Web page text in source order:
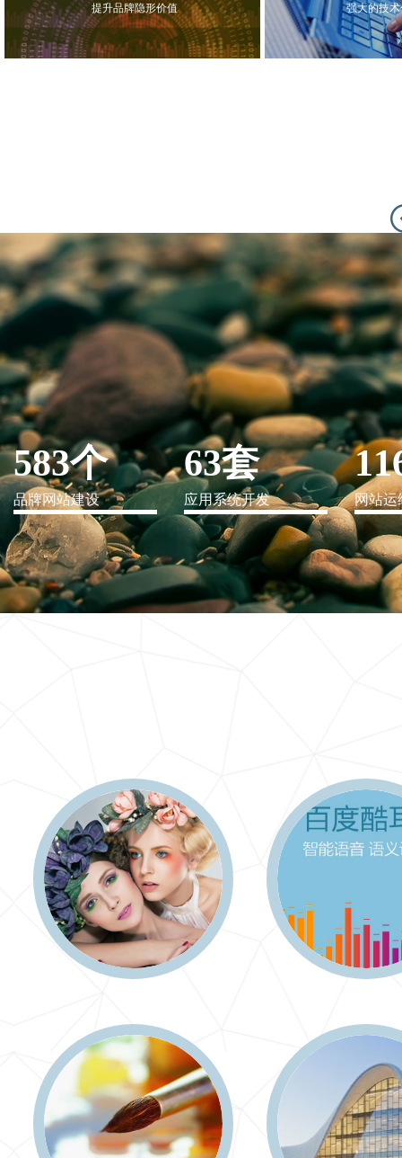
提升品牌隐形价值
强大的技
IT行业解决方案
信息爆炸时代，信息传递是否做到更新、更全、更
快
583个
品牌网站建设
63套
应用系统开发 网站运